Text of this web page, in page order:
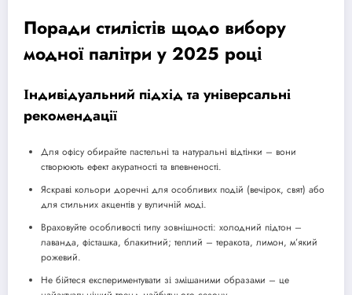
Поради стилістів щодо вибору
модної палітри у 2025 році
Індивідуальний підхід та універсальні
рекомендації
Для офісу обирайте пастельні та натуральні відтінки – вони
створюють ефект акуратності та впевненості.
Яскраві кольори доречні для особливих подій (вечірок, свят) або
для стильних акцентів у вуличній моді.
Враховуйте особливості типу зовнішності: холодний підтон –
лаванда, фісташка, блакитний; теплий – теракота, лимон, м’який
рожевий.
Не бійтеся експериментувати зі змішаними образами – це